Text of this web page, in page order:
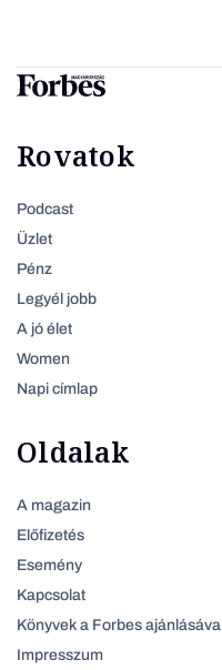
Rovatok
Podcast
Üzlet
Pénz
Legyél jobb
A jó élet
Women
Napi címlap
Oldalak
A magazin
Előfizetés
Esemény
Kapcsolat
Könyvek a Forbes ajánlásával
Impresszum